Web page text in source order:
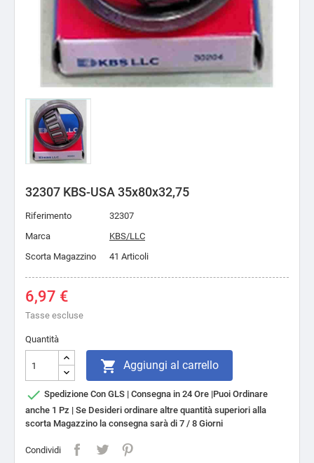
32307 KBS-USA 35x80x32,75
Riferimento
32307
Marca
KBS/LLC
Scorta Magazzino
41 Articoli
6,97 €
Tasse escluse
Quantità
 Aggiungi al carrello
 Spedizione Con GLS | Consegna in 24 Ore |Puoi Ordinare
anche 1 Pz | Se Desideri ordinare altre quantità superiori alla
scorta Magazzino la consegna sarà di 7 / 8 Giorni
Condividi